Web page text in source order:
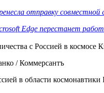
отправку
Edge перестанет
с Россией в
/ Коммерсантъ
в области